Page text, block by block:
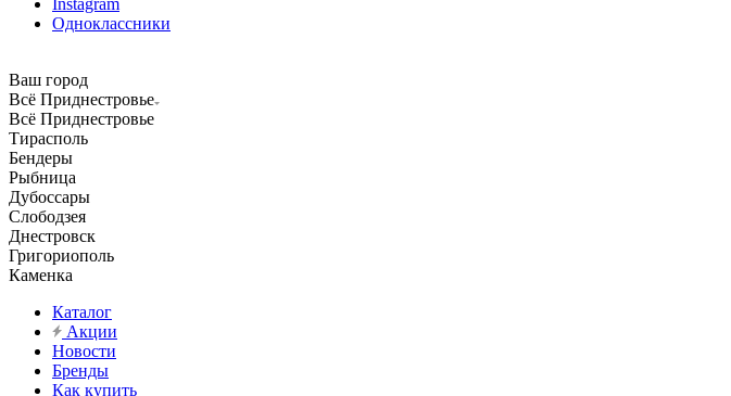
Instagram
Одноклассники
Ваш город
Всё Приднестровье
Всё Приднестровье
Тирасполь
Бендеры
Рыбница
Дубоссары
Слободзея
Днестровск
Григориополь
Каменка
Каталог
Акции
Новости
Бренды
Как купить